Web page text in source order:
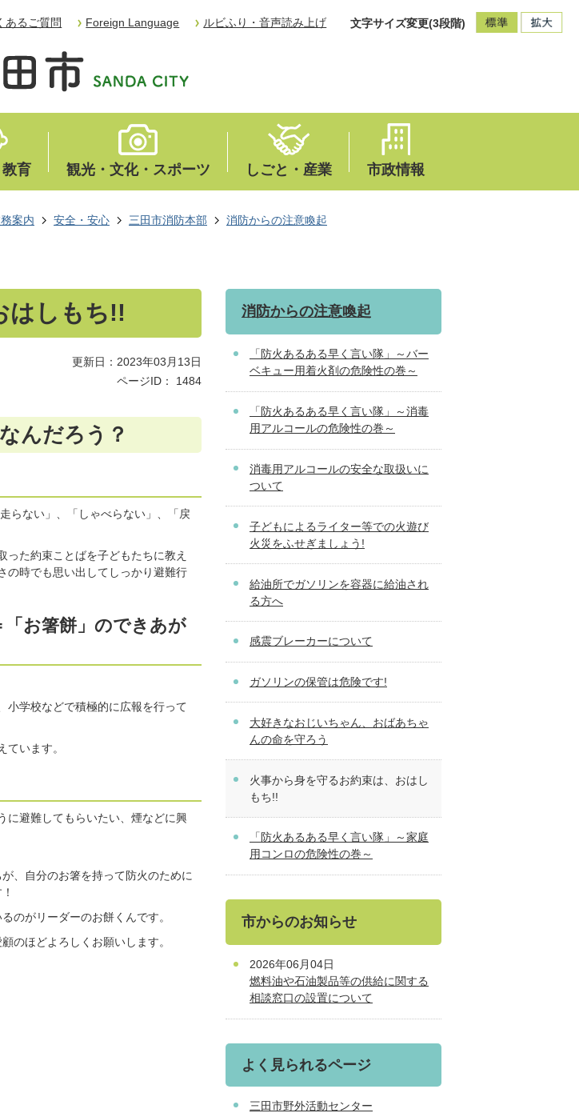
あるご質問 Foreign Language ルビふり・音声読み上げ 文字サイズ変更(3段階)
育 観光・文化・スポーツ しごと・産業 市政情報
案内 安全・安心 三田市消防本部
消防からの注意喚起
はしもち!!
更新日：2023年03月13日
ページID：
1484
んだろう？
らない」、「しゃべらない」、「戻
た約束ことばを子どもたちに教え
の時でも思い出してしっかり避難行
「お箸餅」のできあが
小学校などで積極的に広報を行って
います。
に避難してもらいたい、煙などに興
、自分のお箸を持って防火のために
のがリーダーのお餅くんです。
のほどよろしくお願いします。
消防からの注意喚起
「防火あるある早く言い隊」～バー
ベキュー用着火剤の危険性の巻～
「防火あるある早く言い隊」～消毒
用アルコールの危険性の巻～
消毒用アルコールの安全な取扱いに
ついて
子どもによるライター等での火遊び
火災をふせぎましょう!
給油所でガソリンを容器に給油され
る方へ
感震ブレーカーについて
ガソリンの保管は危険です!
大好きなおじいちゃん、おばあちゃ
んの命を守ろう
火事から身を守るお約束は、おはし
もち!!
「防火あるある早く言い隊」～家庭
用コンロの危険性の巻～
市からのお知らせ
2026年06月04日
燃料油や石油製品等の供給に関する
相談窓口の設置について
よく見られるページ
三田市野外活動センター